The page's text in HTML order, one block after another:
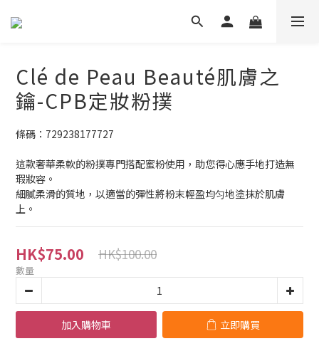
Clé de Peau Beauté肌膚之
鑰-CPB定妝粉撲
條碼：729238177727
這款奢華柔軟的粉撲專門搭配蜜粉使用，助您得心應手地打造無
瑕妝容。
細膩柔滑的質地，以適當的彈性將粉末輕盈均匀地塗抹於肌膚
上。
HK$75.00 HK$100.00
數量
加入購物車 立即購買